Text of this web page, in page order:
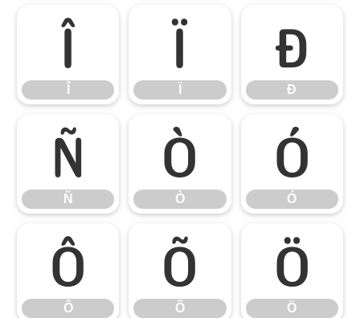
Î Ï Ð
Ð
Ñ
Ñ Ò
Ò Ó
Ó
Ô
Ô Õ
Õ Ö
Ö